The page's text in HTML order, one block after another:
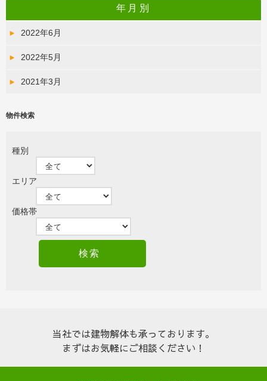
年月別
2022年6月
2022年5月
2021年3月
物件検索
種別
エリア
価格帯
当社では建物解体も承っております。
まずはお気軽にご相談ください！